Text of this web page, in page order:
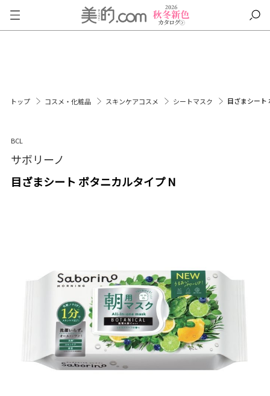
トップ コスメ・化粧品 スキンケアコスメ シートマスク 目ざまシート
BCL
サボリーノ
目ざまシート ボタニカルタイプ N